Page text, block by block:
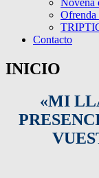
Novena
Ofrenda
Contacto
INICIO
«MI